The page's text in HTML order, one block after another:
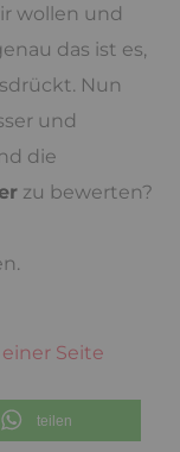
wollen und
das ist es,
Nun
und
die
zu bewerten?
Seite
teilen